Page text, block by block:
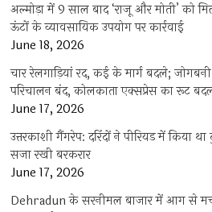
अल्मोड़ा में 9 साल बाद ‘राजू और मोती’ को
ऊंटों के व्यावसायिक उपयोग पर कार्रवाई
June 18, 2026
चार रेलगाड़ियां रद, कई के मार्ग बदले;
परिचालन बंद, कोलकाता एक्सप्रेस का रूट
June 17, 2026
उत्तरकाशी गैंगरेप: दरिंदों ने पीरियड में किया
सजा रखी बरकरार
June 17, 2026
Dehradun के सरनीमल बाजार में आग से